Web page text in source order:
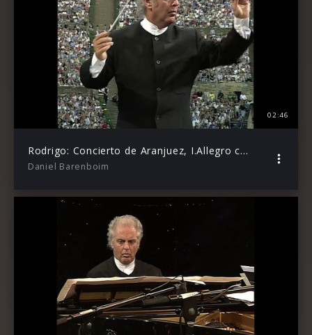
02:46
Rodrigo: Concierto de Aranjuez, I.Allegro con spirito (feat. John Williams, Berlin Phil)
Daniel Barenboim